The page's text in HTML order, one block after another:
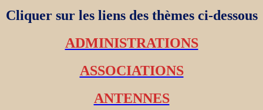
Cliquer sur les liens des thèmes ci-dessous
ADMINISTRATIONS
ASSOCIATIONS
ANTENNES